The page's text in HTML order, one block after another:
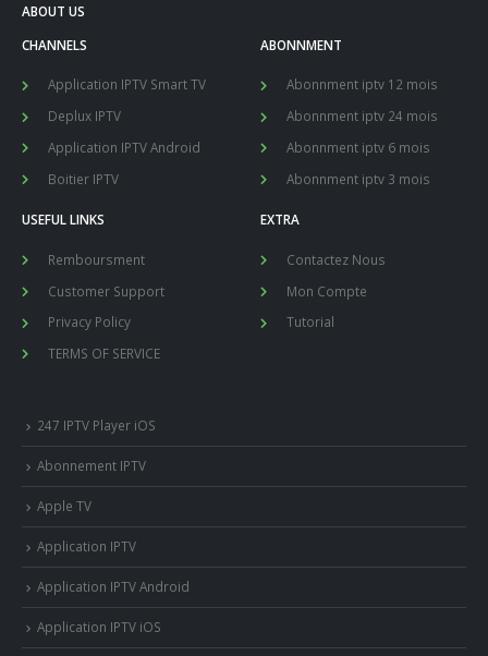
ABOUT US
CHANNELS
Application IPTV Smart TV
Deplux IPTV
Application IPTV Android
Boitier IPTV
ABONNMENT
Abonnment iptv 12 mois
Abonnment iptv 24 mois
Abonnment iptv 6 mois
Abonnment iptv 3 mois
USEFUL LINKS
Remboursment
Customer Support
Privacy Policy
TERMS OF SERVICE
EXTRA
Contactez Nous
Mon Compte
Tutorial
247 IPTV Player iOS
Abonnement IPTV
Apple TV
Application IPTV
Application IPTV Android
Application IPTV iOS